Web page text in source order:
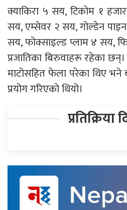
क्याकिरा ५ सय, टिकोम १
सय, एम्सेवर २ सय, गोल्डेन
सय, फोक्साइल्ड प्लाम ४ सय,
प्रजातिका बिरुवाहरू रहेका
माटोसहित फेला परेका थिए भने
प्रयोग गरिएको थियो।
प्रतिक्रिया